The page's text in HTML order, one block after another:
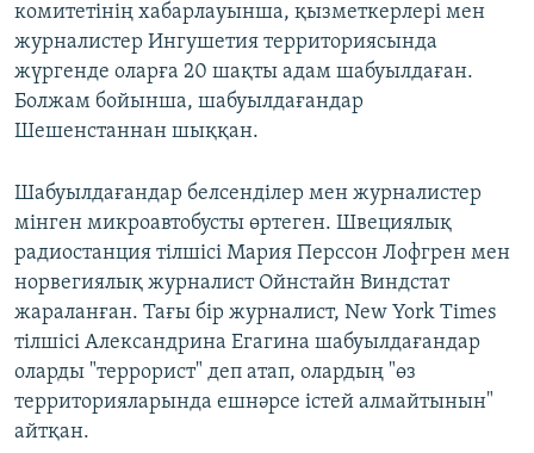
комитетінің хабарлауынша, қызметкерлері мен
журналистер Ингушетия территориясында
жүргенде оларға 20 шақты адам шабуылдаған.
Болжам бойынша, шабуылдағандар
Шешенстаннан шыққан.
Шабуылдағандар белсенділер мен журналистер
мінген микроавтобусты өртеген. Швециялық
радиостанция тілшісі Мария Перссон Лофгрен мен
норвегиялық журналист Ойнстайн Виндстат
жараланған. Тағы бір журналист, New York Times
тілшісі Александрина Егагина шабуылдағандар
оларды "террорист" деп атап, олардың "өз
территорияларында ешнәрсе істей алмайтынын"
айтқан.